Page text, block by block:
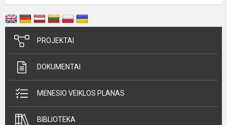
PROJEKTAI
DOKUMENTAI
MĖNESIO VEIKLOS PLANAS
BIBLIOTEKA